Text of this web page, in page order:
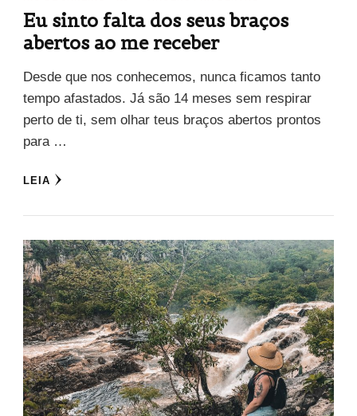
Eu sinto falta dos seus braços
abertos ao me receber
Desde que nos conhecemos, nunca ficamos tanto
tempo afastados. Já são 14 meses sem respirar
perto de ti, sem olhar teus braços abertos prontos
para …
LEIA